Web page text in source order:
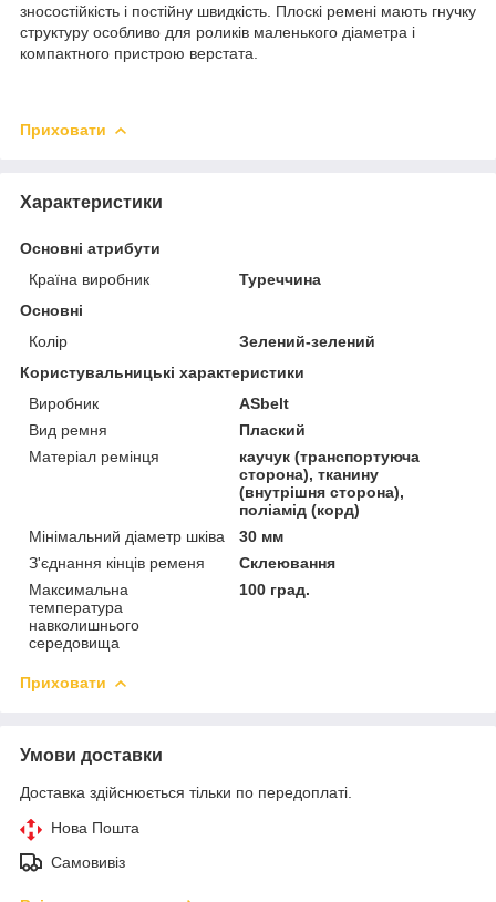
зносостійкість і постійну швидкість. Плоскі ремені мають гнучку
структуру особливо для роликів маленького діаметра і
компактного пристрою верстата.
Приховати
Характеристики
Основні атрибути
Країна виробник
Туреччина
Основні
Колір
Зелений-зелений
Користувальницькі характеристики
Виробник
ASbelt
Вид ремня
Плаский
Матеріал ремінця
каучук (транспортуюча
сторона), тканину
(внутрішня сторона),
поліамід (корд)
Мінімальний діаметр шківа
30 мм
З'єднання кінців ременя
Склеювання
Максимальна
температура
навколишнього
середовища
100 град.
Приховати
Умови доставки
Доставка здійснюється тільки по передоплаті.
Нова Пошта
Самовивіз